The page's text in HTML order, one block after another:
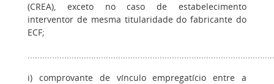
(CREA), exceto no caso de estabelecimento
interventor de mesma titularidade do fabricante do
ECF;
i) comprovante de vínculo empregatício entre a